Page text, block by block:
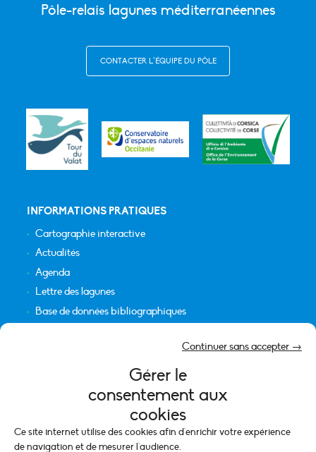
Gérer le
consentement aux
cookies
Ce site internet utilise des cookies afin d'enrichir votre expérience
de navigation et de mesurer l'audience.
Continuer sans accepter →
Pôle-relais lagunes méditerranéennes
CONTACTER L’ÉQUIPE DU PÔLE
INFORMATIONS PRATIQUES
Cartographie interactive
Actualités
Agenda
Lettre des lagunes
Base de données bibliographiques
Mentions légales
Politique de cookies (UE)